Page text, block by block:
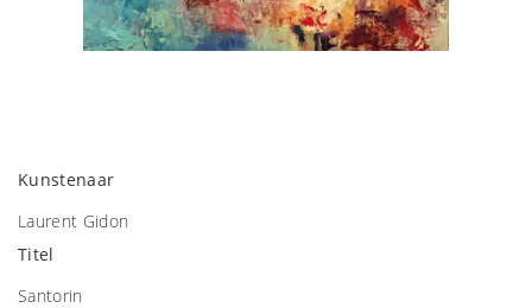
Kunstenaar
Laurent Gidon
Titel
Santorin